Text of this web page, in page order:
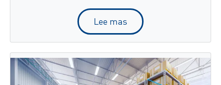
Lee mas